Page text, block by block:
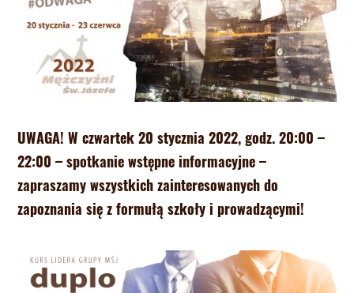
UWAGA! W czwartek 20 stycznia 2022, godz. 20:00 –
22:00 – spotkanie wstępne informacyjne –
zapraszamy wszystkich zainteresowanych do
zapoznania się z formułą szkoły i prowadzącymi!